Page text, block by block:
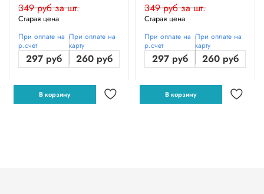
349 руб за шт.
Старая цена
При оплате на
р.счет
297 руб
При оплате на
карту
260 руб
В корзину
349 руб за шт.
Старая цена
При оплате на
р.счет
297 руб
При оплате на
карту
260 руб
В корзину